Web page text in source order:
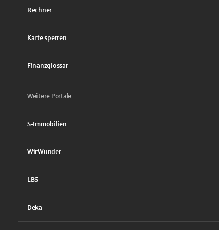
Rechner
Karte sperren
Finanzglossar
Weitere Portale
S-Immobilien
WirWunder
LBS
Deka